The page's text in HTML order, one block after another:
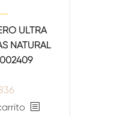
ULTRA
NATURAL